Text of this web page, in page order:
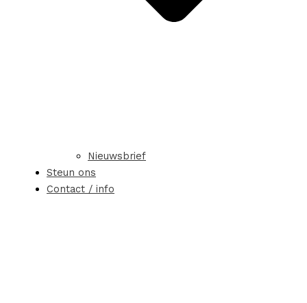
Nieuwsbrief
Steun ons
Contact / info